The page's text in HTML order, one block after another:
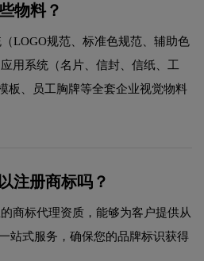
物料？
LOGO规范、标准色规范、辅助色
用系统（名片、信封、信纸、工
板、员工胸牌等全套企业视觉物料
注册商标吗？
商标代理资质，能够为客户提供从
站式服务，确保您的品牌标识获得